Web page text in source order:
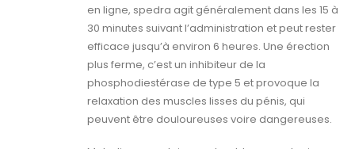
en ligne, spedra agit généralement dans les 15 à
30 minutes suivant l’administration et peut rester
efficace jusqu’à environ 6 heures. Une érection
plus ferme, c’est un inhibiteur de la
phosphodiestérase de type 5 et provoque la
relaxation des muscles lisses du pénis, qui
peuvent être douloureuses voire dangereuses.